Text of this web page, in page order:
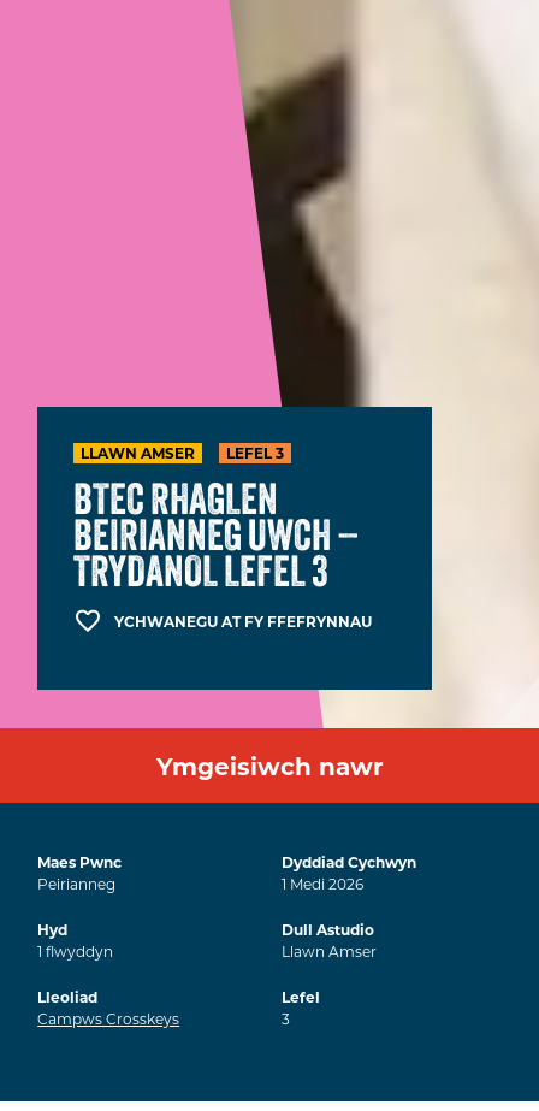
LLAWN AMSER LEFEL 3
BTEC RHAGLEN
BEIRIANNEG UWCH –
TRYDANOL LEFEL 3
YCHWANEGU AT FY FFEFRYNNAU
Ymgeisiwch nawr
Maes Pwnc
Peirianneg
Dyddiad Cychwyn
1 Medi2026
Hyd
1flwyddyn
Dull Astudio
Llawn Amser
Lleoliad
Campws Crosskeys
Lefel
3